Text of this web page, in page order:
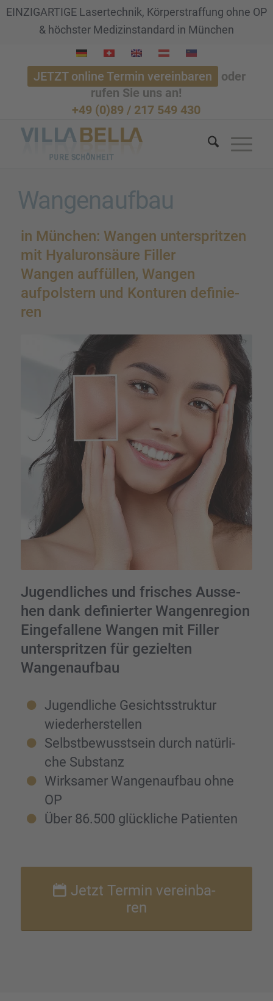
EINZIGARTIGE Lasertechnik, Körperstraffung ohne OP
& höchster Medizinstandard in München
JETZT online Termin vereinbaren
oder
rufen Sie uns an!
+49 (0)89 / 217 549 430
Wangen­auf­bau
in München: Wangen unter­sprit­zen
mit Hyalu­ron­säure Filler
Wangen auffül­len, Wangen
aufpols­tern und Kontu­ren definie­
ren
Jugend­li­ches und frisches Ausse­
hen dank definier­ter Wangen­re­gion
Einge­fal­lene Wangen mit Filler
unter­sprit­zen für geziel­ten
Wangen­auf­bau
Jugend­li­che Gesichts­struk­tur
wieder­her­stel­len
Selbst­be­wusst­sein durch natür­li­
che Substanz
Wirksa­mer Wangen­auf­bau ohne
OP
Über 86.500 glück­li­che Patien­ten
Jetzt Termin verein­ba­
ren